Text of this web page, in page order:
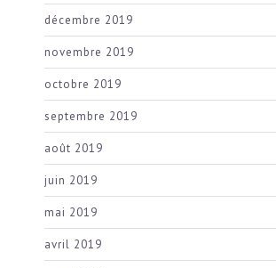
décembre 2019
novembre 2019
octobre 2019
septembre 2019
août 2019
juin 2019
mai 2019
avril 2019